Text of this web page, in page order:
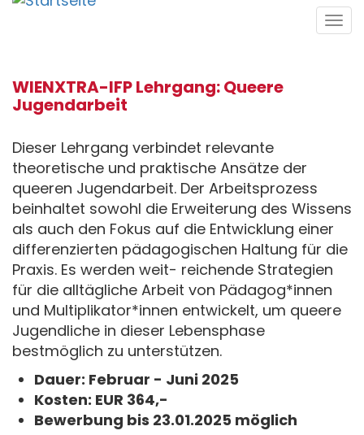
Direkt
WIENXTRA-IFP Lehrgang: Queere
Jugendarbeit
Dieser Lehrgang verbindet relevante
theoretische und praktische Ansätze der
queeren Jugendarbeit. Der Arbeitsprozess
beinhaltet sowohl die Erweiterung des Wissens
als auch den Fokus auf die Entwicklung einer
differenzierten pädagogischen Haltung für die
Praxis. Es werden weit- reichende Strategien
für die alltägliche Arbeit von Pädagog*innen
und Multiplikator*innen entwickelt, um queere
Jugendliche in dieser Lebensphase
bestmöglich zu unterstützen.
Dauer: Februar - Juni 2025
Kosten: EUR 364,-
Bewerbung bis 23.01.2025 möglich